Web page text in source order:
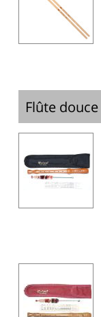
Flûte douce